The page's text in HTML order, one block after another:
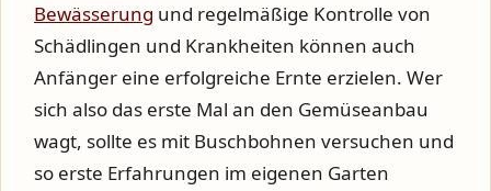
Bewässerung und regelmäßige Kontrolle von
Schädlingen und Krankheiten können auch
Anfänger eine erfolgreiche Ernte erzielen. Wer
sich also das erste Mal an den Gemüseanbau
wagt, sollte es mit Buschbohnen versuchen und
so erste Erfahrungen im eigenen Garten